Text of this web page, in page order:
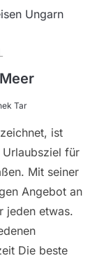
Tar
ist
für
Mit seiner
Angebot an
jeden etwas.
Die beste